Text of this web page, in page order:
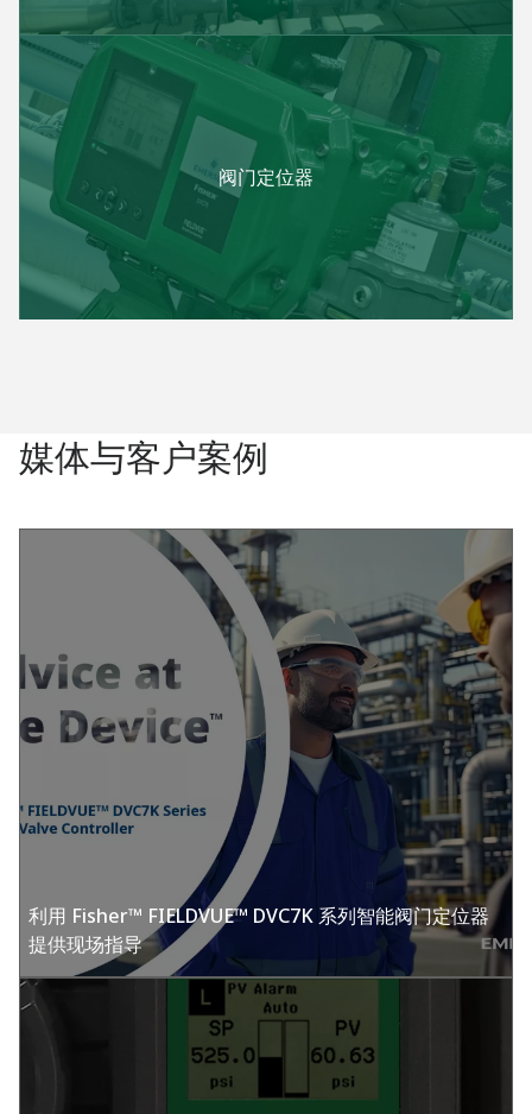
阀门定位器
媒体与客户案例
利用 Fisher™ FIELDVUE™ DVC7K 系列智能阀门定位器
提供现场指导